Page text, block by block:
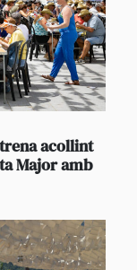
acollint
Major amb